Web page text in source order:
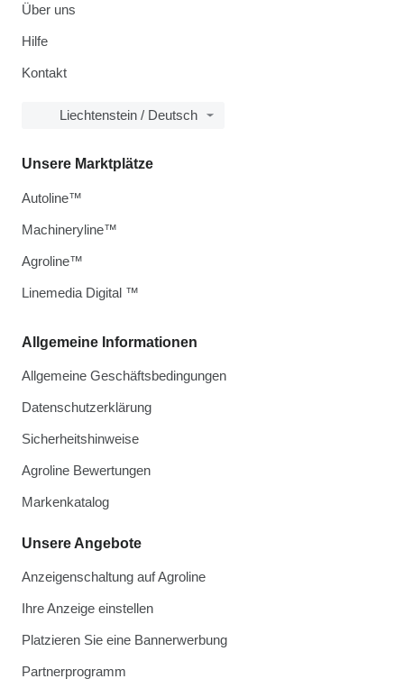
Über uns
Hilfe
Kontakt
Liechtenstein / Deutsch
Allgemeine Informationen
Allgemeine Geschäftsbedingungen
Datenschutzerklärung
Sicherheitshinweise
Agroline Bewertungen
Markenkatalog
Unsere Angebote
Anzeigenschaltung auf Agroline
Ihre Anzeige einstellen
Platzieren Sie eine Bannerwerbung
Partnerprogramm
Unsere Marktplätze
Autoline™
Machineryline™
Agroline™
Linemedia Digital ™